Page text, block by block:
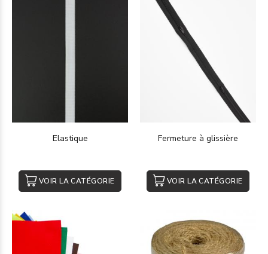
Elastique
VOIR LA CATÉGORIE
Fermeture à glissière
VOIR LA CATÉGORIE